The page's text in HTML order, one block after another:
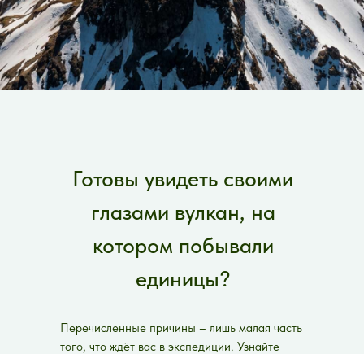
Готовы увидеть своими
глазами вулкан, на
котором побывали
единицы?
Перечисленные причины – лишь малая часть
того, что ждёт вас в экспедиции. Узнайте